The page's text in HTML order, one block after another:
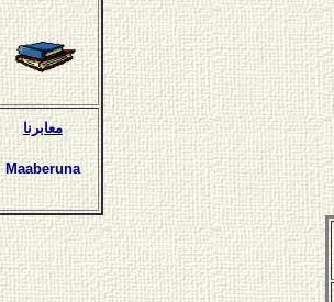
معابرنا
Maaberuna